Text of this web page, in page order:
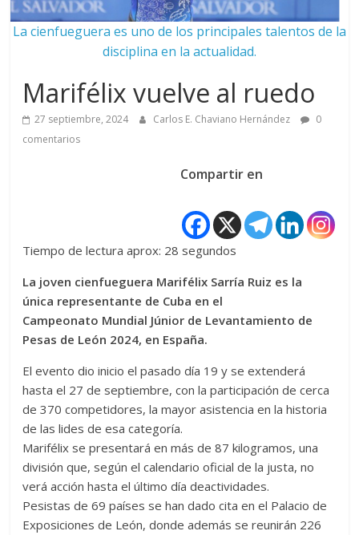
La cienfueguera es uno de los principales talentos de la
disciplina en la actualidad.
Marifélix vuelve al ruedo
27 septiembre, 2024 Carlos E. Chaviano Hernández
0
comentarios
Compartir en
Tiempo de lectura aprox: 28 segundos
La joven cienfueguera Marifélix Sarría Ruiz es la
única representante de Cuba en el
Campeonato Mundial Júnior de Levantamiento de
Pesas de León 2024, en España.
El evento dio inicio el pasado día 19 y se extenderá
hasta el 27 de septiembre, con la participación de cerca
de 370 competidores, la mayor asistencia en la historia
de las lides de esa categoría.
Marifélix se presentará en más de 87 kilogramos, una
división que, según el calendario oficial de la justa, no
verá acción hasta el último día deactividades.
Pesistas de 69 países se han dado cita en el Palacio de
Exposiciones de León, donde además se reunirán 226